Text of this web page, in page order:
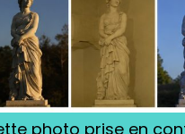
photo prise en